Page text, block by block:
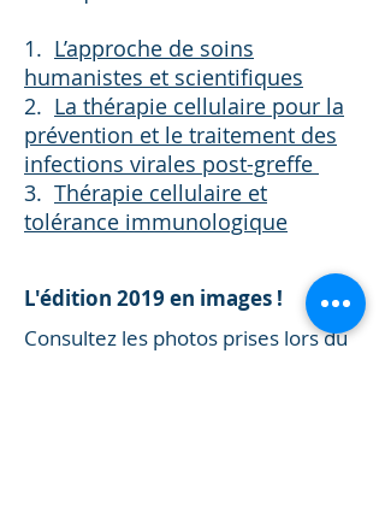
1. L’approche de soins
humanistes et scientifiques
2. La thérapie cellulaire pour la
prévention et le traitement des
infections virales post-greffe
3. Thérapie cellulaire et
tolérance immunologique
L'édition 2019 en images !
Consultez les photos prises lors du